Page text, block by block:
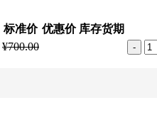
标准价 优惠价 库存货期
¥700.00 -